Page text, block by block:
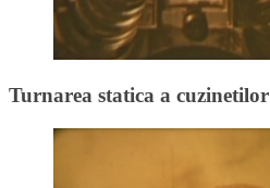
Turnarea statica a cuzinetilor